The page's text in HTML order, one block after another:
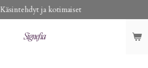
Käsintehdyt ja kotimaiset